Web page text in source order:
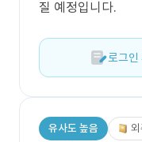
질 예정입니다.
로그인
유사도 높음